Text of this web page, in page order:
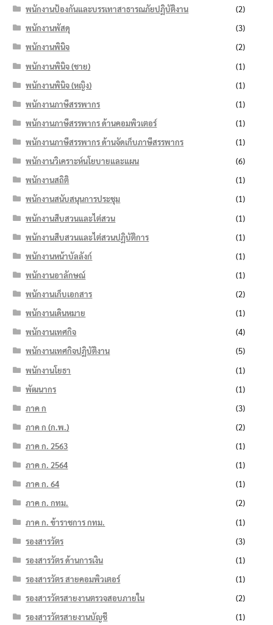
พนักงานป้องกันและบรรเทาสาธารณภัยปฏิบัติงาน
(2)
พนักงานพัสดุ
(3)
พนักงานพินิจ
(2)
พนักงานพินิจ (ชาย)
(1)
พนักงานพินิจ (หญิง)
(1)
พนักงานภาษีสรรพากร
(1)
พนักงานภาษีสรรพากร ด้านคอมพิวเตอร์
(1)
พนักงานภาษีสรรพากร ด้านจัดเก็บภาษีสรรพากร
(1)
พนักงานวิเคราะห์นโยบายและแผน
(6)
พนักงานสถิติ
(1)
พนักงานสนับสนุนการประชุม
(1)
พนักงานสืบสวนและไต่สวน
(1)
พนักงานสืบสวนและไต่สวนปฏิบัติการ
(1)
พนักงานหน้าบัลลังก์
(1)
พนักงานอาลักษณ์
(1)
พนักงานเก็บเอกสาร
(2)
พนักงานเดินหมาย
(1)
พนักงานเทศกิจ
(4)
พนักงานเทศกิจปฏิบัติงาน
(5)
พนักงานโยธา
(1)
พัฒนากร
(1)
ภาค ก
(3)
ภาค ก (ก.พ.)
(2)
ภาค ก. 2563
(1)
ภาค ก. 2564
(1)
ภาค ก. 64
(1)
ภาค ก. กทม.
(2)
ภาค ก. ข้าราชการ กทม.
(1)
รองสารวัตร
(3)
รองสารวัตร ด้านการเงิน
(1)
รองสารวัตร สายคอมพิวเตอร์
(1)
รองสารวัตรสายงานตรวจสอบภายใน
(2)
รองสารวัตรสายงานบัญชี
(1)